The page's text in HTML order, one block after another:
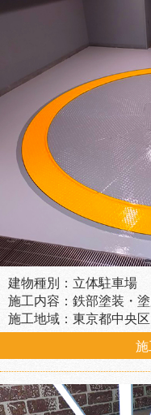
建物種別：立体駐車場
施工内容：鉄部塗装・
施工地域：東京都中央区
施